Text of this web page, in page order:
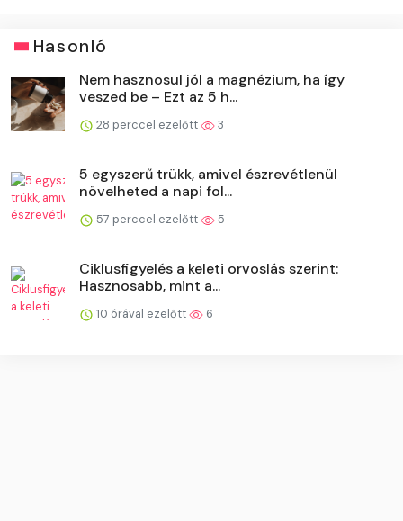
Hasonló
Nem hasznosul jól a magnézium, ha így
veszed be – Ezt az 5 h...
28 perccel ezelőtt 3
5 egyszerű trükk, amivel észrevétlenül
növelheted a napi fol...
57 perccel ezelőtt 5
Ciklusfigyelés a keleti orvoslás szerint:
Hasznosabb, mint a...
10 órával ezelőtt 6